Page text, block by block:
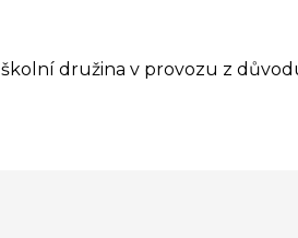
školní družina v provozu z